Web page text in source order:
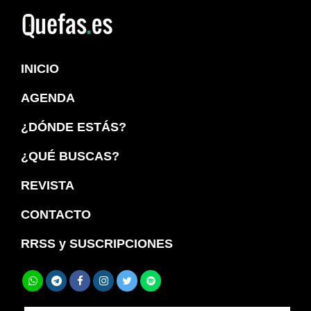
navegación
principal
principal
INICIO
AGENDA
¿DÓNDE ESTÁS?
¿QUÉ BUSCAS?
REVISTA
CONTACTO
RRSS y SUSCRIPCIONES